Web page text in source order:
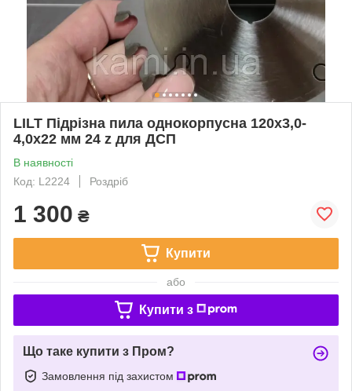
LILT Підрізна пила однокорпусна 120х3,0-
4,0х22 мм 24 z для ДСП
В наявності
Код: L2224
Роздріб
1 300 ₴
Купити
або
Купити з
Що таке купити з Пром?
Замовлення під захистом